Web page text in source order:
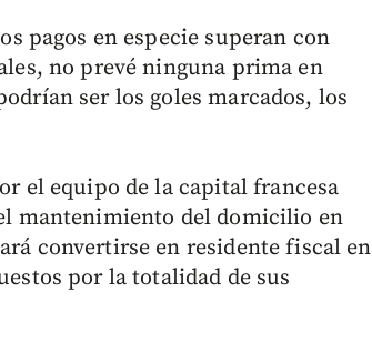
pagos en especie superan con
no prevé ninguna prima en
ser los goles marcados, los
el equipo de la capital francesa
mantenimiento del domicilio en
convertirse en residente fiscal en
por la totalidad de sus